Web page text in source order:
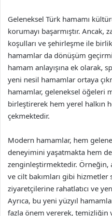
Geleneksel Türk hamamı
korumayı başarmıştır. Ancak,
koşulları ve şehirleşme ile
hamamlar da dönüşüm
hamam anlayışına ek olarak,
yeni nesil hamamlar ortaya
hamamlar, geleneksel öğeleri
birleştirerek hem yerel halkın
çekmektedir.
Modern hamamlar, hem
deneyimini yaşatmakta hem de
zenginleştirmektedir.
ve cilt bakımları gibi hizmetler
ziyaretçilerine rahatlatıcı ve
Ayrıca, bu yeni yüzyıl
fazla önem vererek, temizliğin